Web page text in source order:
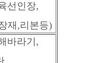
선인장,
재,리본등)
바라기,
,